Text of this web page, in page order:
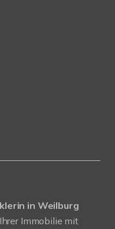
in Weilburg
Immobilie mit